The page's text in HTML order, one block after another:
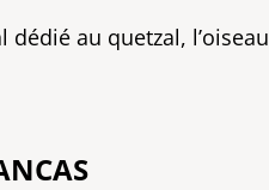
au quetzal, l’oiseau